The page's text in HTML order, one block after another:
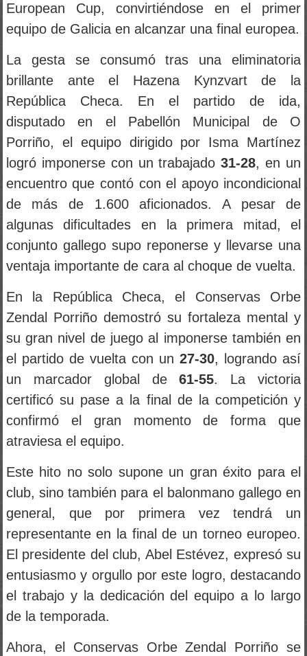
European Cup, convirtiéndose en el primer
equipo de Galicia en alcanzar una final europea.
La gesta se consumó tras una eliminatoria
brillante ante el Hazena Kynzvart de la
República Checa. En el partido de ida,
disputado en el Pabellón Municipal de O
Porriño, el equipo dirigido por Isma Martínez
logró imponerse con un trabajado31-28, en un
encuentro que contó con el apoyo incondicional
de más de 1.600 aficionados. A pesar de
algunas dificultades en la primera mitad, el
conjunto gallego supo reponerse y llevarse una
ventaja importante de cara al choque de vuelta.
En la República Checa, el Conservas Orbe
Zendal Porriño demostró su fortaleza mental y
su gran nivel de juego al imponerse también en
el partido de vuelta con un27-30, logrando así
un marcador global de61-55. La victoria
certificó su pase a la final de la competición y
confirmó el gran momento de forma que
atraviesa el equipo.
Este hito no solo supone un gran éxito para el
club, sino también para el balonmano gallego en
general, que por primera vez tendrá un
representante en la final de un torneo europeo.
El presidente del club, Abel Estévez, expresó su
entusiasmo y orgullo por este logro, destacando
el trabajo y la dedicación del equipo a lo largo
de la temporada.
Ahora, el Conservas Orbe Zendal Porriño se